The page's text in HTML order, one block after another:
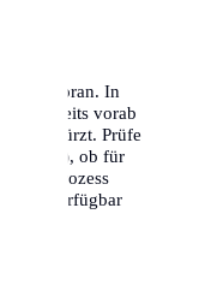
voran. In
bereits vorab
verkürzt. Prüfe
(Saale), ob für
verfügbar